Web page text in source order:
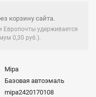
корзину сайта.
Европочты удерживается
0,30 руб.).
Mipa
Базовая автоэмаль
mipa2420170108